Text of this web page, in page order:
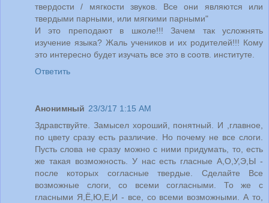
твердости / мягкости звуков. Все они являются или
твердыми парными, или мягкими парными"
И это преподают в школе!!! Зачем так усложнять
изучение языка? Жаль учеников и их родителей!!! Кому
это интересно будет изучать все это в соотв. институте.
Ответить
Анонимный 23/3/17 1:15 AM
Здравствуйте. Замысел хороший, понятный. И ,главное,
по цвету сразу есть различие. Но почему не все слоги.
Пусть слова не сразу можно с ними придумать, то, есть
же такая возможность. У нас есть гласные А,О,У,Э,Ы -
после которых согласные твердые. Сделайте Все
возможные слоги, со всеми согласными. То же с
гласными Я,Ё,Ю,Е,И - все, со всеми возможными. А то,